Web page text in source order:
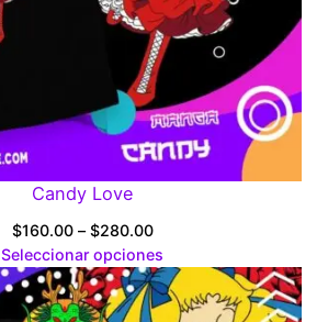
Candy Love
$160.00 – $280.00Price
range:
$160.00
through
Seleccionar opciones